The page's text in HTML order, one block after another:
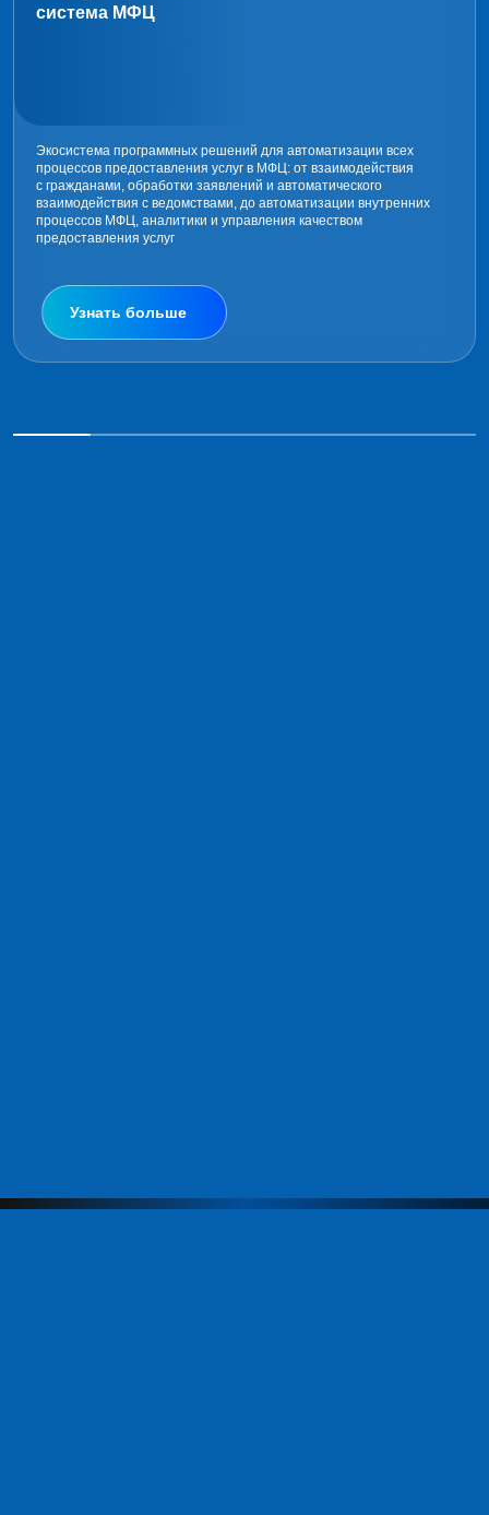
система МФЦ
Экосистема программных решений для автоматизации всех
процессов предоставления услуг в МФЦ: от взаимодействия
с гражданами, обработки заявлений и автоматического
взаимодействия с ведомствами, до автоматизации внутренних
процессов МФЦ, аналитики и управления качеством
предоставления услуг
Узнать больше